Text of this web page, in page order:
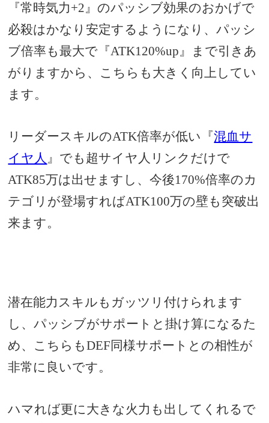
『常時気力+2』のパッシブ効果のおかげで
必殺はかなり安定するようになり、パッシ
ブ倍率も最大で『ATK120%up』まで引きあ
がりますから、こちらも大きく向上してい
ます。
リーダースキルのATK倍率が低い『混血サ
イヤ人 』でも超サイヤ人リンクだけで
ATK85万は出せますし、今後170%倍率のカ
テゴリが登場すればATK100万の壁も突破出
来ます。
潜在能力スキルもガッツリ付けられます
し、パッシブがサポートと掛け算になるた
め、こちらもDEF同様サポートとの相性が
非常に良いです。
ハマれば更に大きな火力も出してくれるで